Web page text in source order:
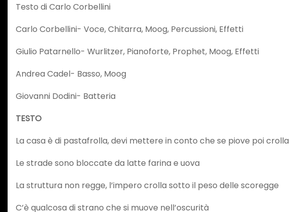
Testo di Carlo Corbellini
Carlo Corbellini- Voce, Chitarra, Moog, Percussioni, Effetti
Giulio Patarnello- Wurlitzer, Pianoforte, Prophet, Moog, Effetti
Andrea Cadel- Basso, Moog
Giovanni Dodini- Batteria
TESTO
La casa è di pastafrolla, devi mettere in conto che se piove poi crolla
Le strade sono bloccate da latte farina e uova
La struttura non regge, l’impero crolla sotto il peso delle scoregge
C’è qualcosa di strano che si muove nell’oscurità